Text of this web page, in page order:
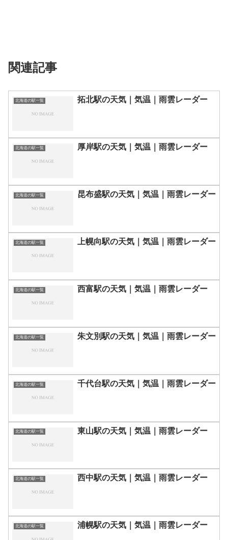
関連記事
北海道の駅一覧 拓北駅の天気｜気温｜雨雲レーダー
北海道の駅一覧 厚岸駅の天気｜気温｜雨雲レーダー
北海道の駅一覧 昆布盛駅の天気｜気温｜雨雲レーダー
北海道の駅一覧 上幌向駅の天気｜気温｜雨雲レーダー
北海道の駅一覧 西富駅の天気｜気温｜雨雲レーダー
北海道の駅一覧 朱文別駅の天気｜気温｜雨雲レーダー
北海道の駅一覧 千代台駅の天気｜気温｜雨雲レーダー
北海道の駅一覧 東山駅の天気｜気温｜雨雲レーダー
北海道の駅一覧 西中駅の天気｜気温｜雨雲レーダー
北海道の駅一覧 浦幌駅の天気｜気温｜雨雲レーダー